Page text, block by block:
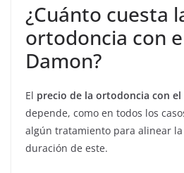
¿Cuánto cuesta
ortodoncia con
Damon?
El precio de la ortodoncia con el
depende, como en todos los
algún tratamiento para alinear
duración de este.